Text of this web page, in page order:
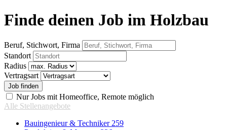
Finde deinen Job im Holzbau
Beruf, Stichwort, Firma
Standort
Radius
Vertragsart
Nur Jobs mit Homeoffice, Remote möglich
Alle Stellenangebote
Bauingenieur & Techniker 259